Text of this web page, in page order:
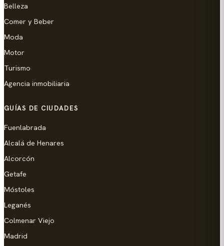
Belleza
Comer y Beber
Moda
Motor
Turismo
Agencia inmobiliaria
GUÍAS DE CIUDADES
Fuenlabrada
Alcalá de Henares
Alcorcón
Getafe
Móstoles
Leganés
Colmenar Viejo
Madrid